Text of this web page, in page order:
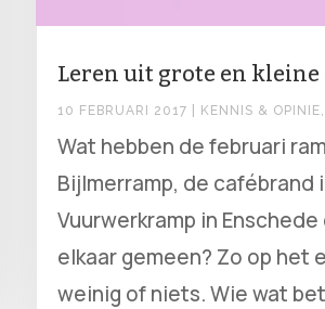
Leren uit grote en kleine
10 FEBRUARI 2017 KENNIS & OPINIE
Wat hebben de februari
Bijlmerramp, de cafébrand
Vuurwerkramp in Enschede
elkaar gemeen? Zo op het
weinig of niets. Wie wat